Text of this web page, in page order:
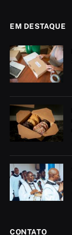
EM DESTAQUE
CONTATO